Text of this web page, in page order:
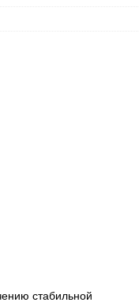
стабильной